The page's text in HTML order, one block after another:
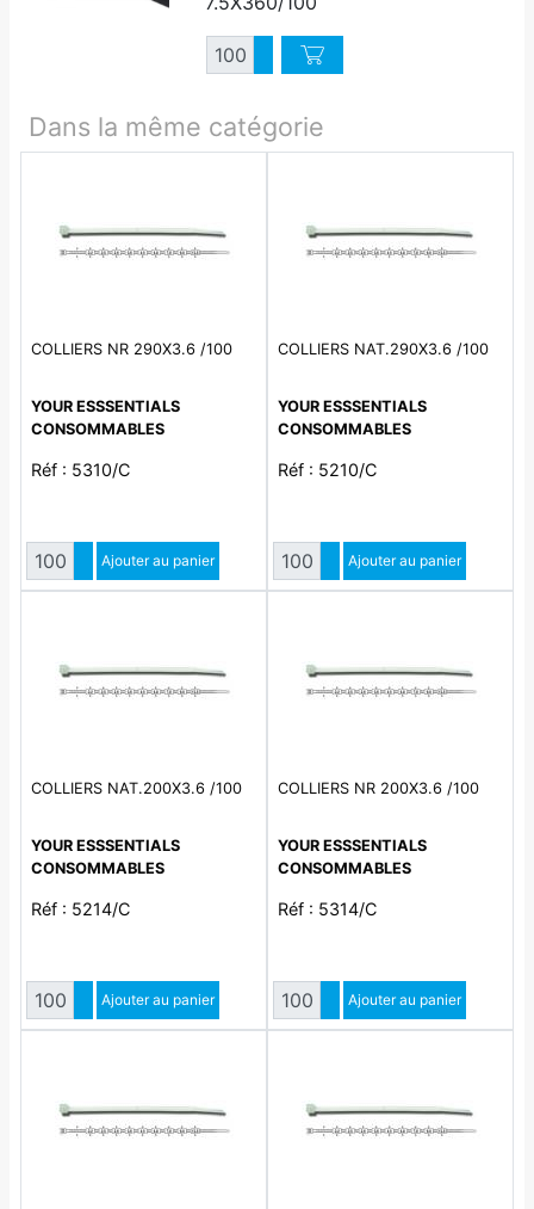
QuantitéAugmenter quantité
Diminuer quantité
Dans la même catégorie
COLLIERS NR 290X3.6 /100
YOUR ESSSENTIALS
CONSOMMABLES
Réf : 5310/C
QuantitéAugmenter quantité
Diminuer quantité
Ajouter au panier
COLLIERS NAT.290X3.6 /100
YOUR ESSSENTIALS
CONSOMMABLES
Réf : 5210/C
QuantitéAugmenter quantité
Diminuer quantité
Ajouter au panier
COLLIERS NAT.200X3.6 /100
YOUR ESSSENTIALS
CONSOMMABLES
Réf : 5214/C
QuantitéAugmenter quantité
Diminuer quantité
Ajouter au panier
COLLIERS NR 200X3.6 /100
YOUR ESSSENTIALS
CONSOMMABLES
Réf : 5314/C
QuantitéAugmenter quantité
Diminuer quantité
Ajouter au panier